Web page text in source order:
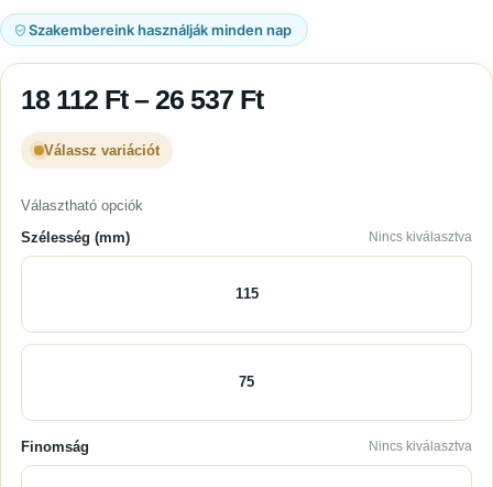
Szakembereink használják minden nap
18 112 Ft – 26 537 Ft
Válassz variációt
Választható opciók
Szélesség (mm)
Nincs kiválasztva
115
75
Finomság Nincs kiválasztva